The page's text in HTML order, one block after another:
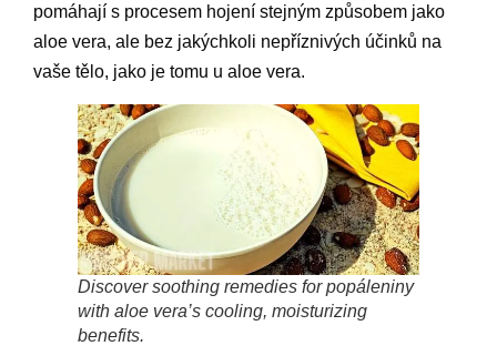
pomáhají s procesem hojení stejným způsobem jako
aloe vera, ale bez jakýchkoli nepříznivých účinků na
vaše tělo, jako je tomu u aloe vera.
Discover soothing remedies for popáleniny
with aloe vera’s cooling, moisturizing
benefits.